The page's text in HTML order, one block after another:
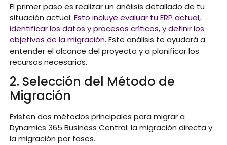
El primer paso es realizar un análisis detallado de tu
situación actual. Esto incluye evaluar tu ERP actual,
identificar los datos y procesos críticos, y definir los
objetivos de la migración. Este análisis te ayudará a
entender el alcance del proyecto y a planificar los
recursos necesarios.
2. Selección del Método de
Migración
Existen dos métodos principales para migrar a
Dynamics 365 Business Central: la migración directa y
la migración por fases.